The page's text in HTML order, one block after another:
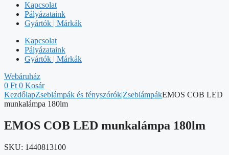
Kapcsolat
Pályázataink
Gyártók | Márkák
Kapcsolat
Pályázataink
Gyártók | Márkák
Webáruház
0 Ft 0 Kosár
KezdőlapZseblámpák és fényszórók|ZseblámpákEMOS COB LED
munkalámpa 180lm
EMOS COB LED munkalámpa 180lm
SKU: 1440813100